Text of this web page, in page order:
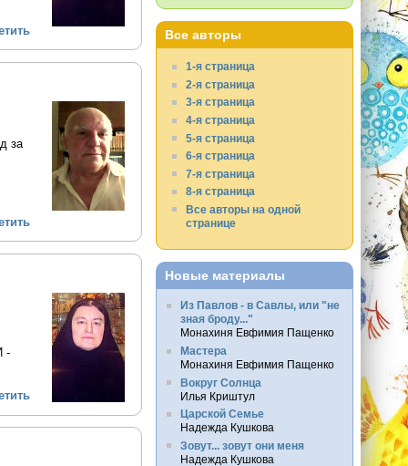
за
-
Все авторы
1-я страница
2-я страница
3-я страница
4-я страница
5-я страница
6-я страница
7-я страница
8-я страница
Все авторы на одной
странице
Новые материалы
Из Павлов - в Савлы, или "не
зная броду..."
Монахиня Евфимия Пащенко
Мастера
Монахиня Евфимия Пащенко
Вокруг Солнца
Илья Криштул
Царской Семье
Надежда Кушкова
Зовут... зовут они меня
Надежда Кушкова